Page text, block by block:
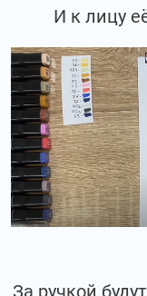
И к лицу
За ручкой